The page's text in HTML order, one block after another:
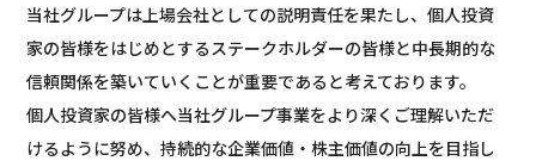
当社グループは上場会社としての説明責任を果たし、個人投資
家の皆様をはじめとするステークホルダーの皆様と中長期的な
信頼関係を築いていくことが重要であると考えております。
個人投資家の皆様へ当社グループ事業をより深くご理解いただ
けるように努め、持続的な企業価値・株主価値の向上を目指し